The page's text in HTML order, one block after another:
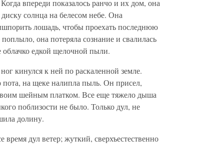
впереди показалось ранчо и их дом, она
солнца на белесом небе. Она
лошадь, чтобы проехать последнюю
она потеряла сознание и свалилась
облачко едкой щелочной пыли.
кинулся к ней по раскаленной земле.
пота, на щеке налипла пыль. Он присел,
шейным платком. Все еще тяжело дыша
поблизости не было. Только дул, не
долину.
дул ветер; жуткий, сверхъестественно